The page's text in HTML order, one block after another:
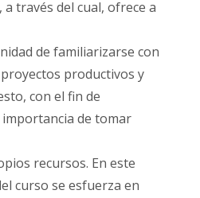
a través del cual, ofrece a
de familiarizarse con
productivos y
con el fin de
de tomar
recursos. En este
curso se esfuerza en